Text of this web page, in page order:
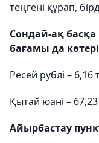
теңгені құрап,
Сондай-ақ
бағамы да
Ресей рублі – 6,16
Қытай юані –
Айырбастау